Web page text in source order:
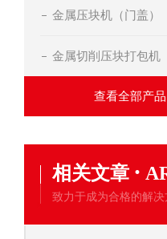
金属压块机（门盖）
金属切削压块打包机
查看全部产
相关文章 ·
致力于成为合格的解决